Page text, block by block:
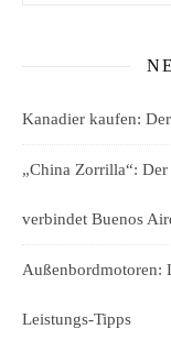
Kanadier kaufen:
„China Zorrilla“:
verbindet Buenos
Außenbordmotoren:
Leistungs-Tipps